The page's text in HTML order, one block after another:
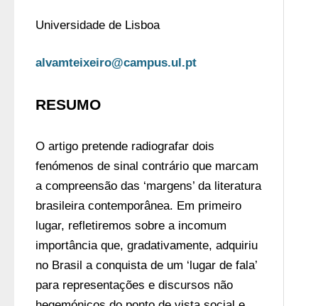
Universidade de Lisboa
alvamteixeiro@campus.ul.pt
RESUMO
O artigo pretende radiografar dois
fenómenos de sinal contrário que marcam
a compreensão das ‘margens’ da literatura
brasileira contemporânea. Em primeiro
lugar, refletiremos sobre a incomum
importância que, gradativamente, adquiriu
no Brasil a conquista de um ‘lugar de fala’
para representações e discursos não